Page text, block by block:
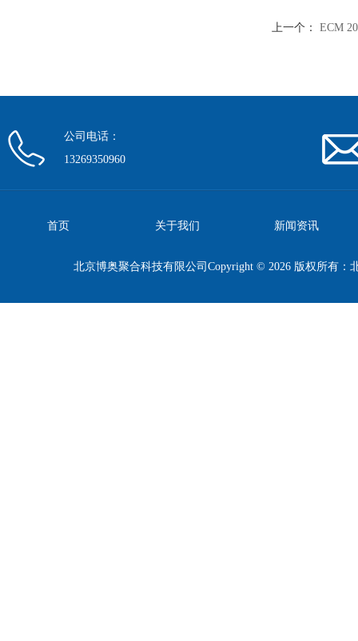
上一个： ECM
公司电话：
13269350960
首页 关于我们 新闻资讯
北京博奥聚合科技有限公司Copyright © 2026 版权所有